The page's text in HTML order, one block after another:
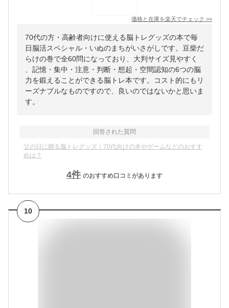
価格と在庫を楽天でチェック >>
70代の方・高齢者向けに使える脳トレグッズの本で毎
日脳活スペシャル・いぬのまちがいさがしです。豆柴だ
らけの巻で全60問になっており、大判サイズ見やすく
、記憶・集中・注意・判断・想起・空間認知の6つの脳
力を鍛えることができる脳トレ本です。コスト的にもリ
ーズナブルなものですので、良いのではないかと思いま
す。
回答された質問
父の日に贈る脳トレグッズ｜70代向けの本やゲームなどのおすす
めは？
4件 のおすすめ口コミがあります
10